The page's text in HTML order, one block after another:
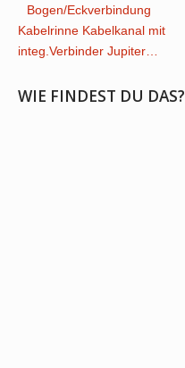
Post
navigation
Bogen/Eckverbindung
Kabelrinne Kabelkanal mit
integ.Verbinder Jupiter…
WIE FINDEST DU DAS?